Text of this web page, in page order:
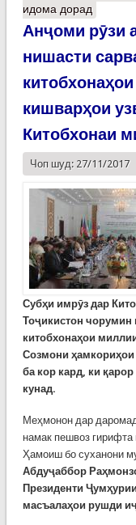
идома дорад
Анҷоми рӯзи
нишасти
кишварҳои
Китобхонаи
Чоп шуд: 27/11/2017
Субҳи имрӯз дар
Тоҷикистон чорумин
китобхонаҳои
Созмони ҳамкориҳои
ба кор кард, ки
кунад.
Меҳмонон дар
намак пешвоз
Ҳамоиш бо суханони
Абдуҷаббор
Президенти
масъалаҳои рушди